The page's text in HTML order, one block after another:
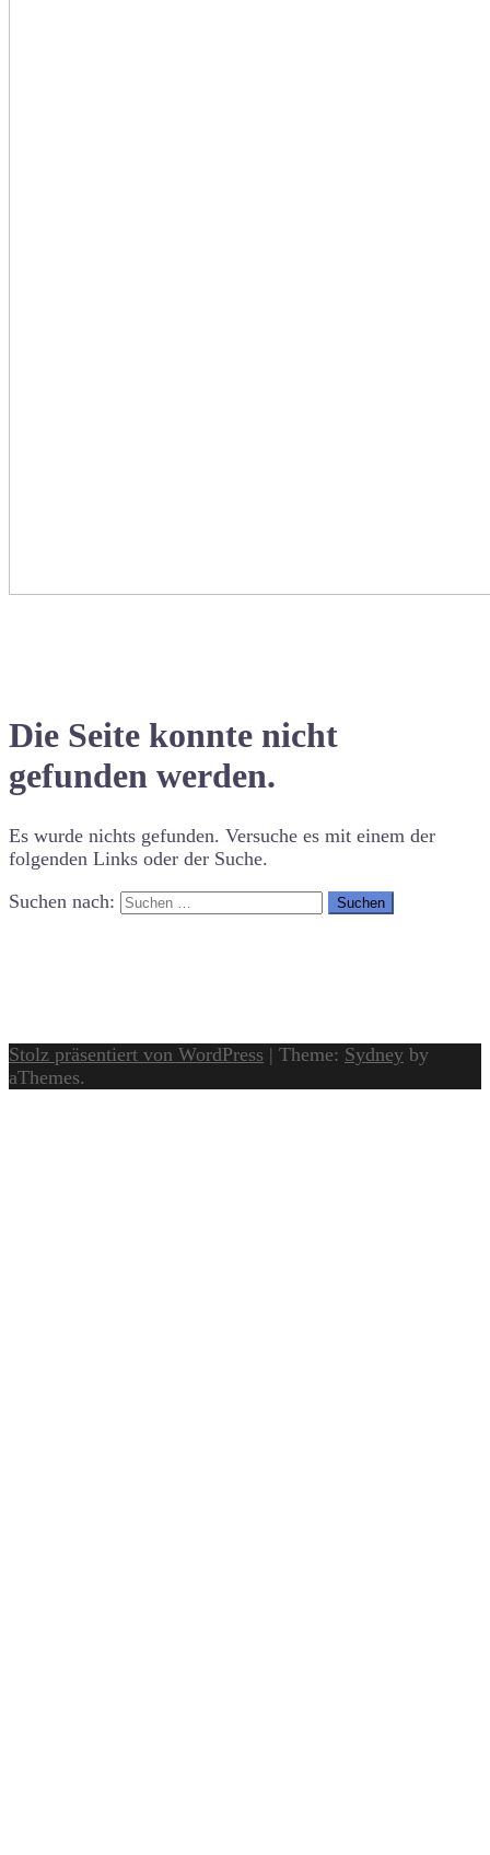
Die Seite konnte nicht
gefunden werden.
Es wurde nichts gefunden. Versuche es mit einem der
folgenden Links oder der Suche.
Suchen nach:
Stolz präsentiert von WordPress | Theme: Sydney by
aThemes.